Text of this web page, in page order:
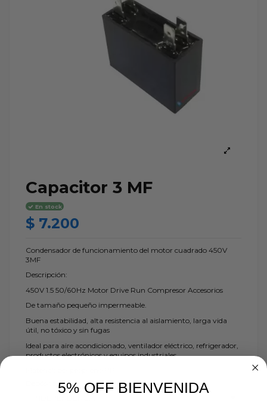
Capacitor 3 MF
En stock
$ 7.200
Condensador de funcionamiento del motor cuadrado 450V
3MF
Descripción:
450V 1.5 50/60Hz Motor Drive Run Compresor Accesorios
De tamaño pequeño impermeable.
Buena estabilidad, alta resistencia al aislamiento, larga vida
útil, no tóxico y sin fugas
Ideal para aire acondicionado, ventilador eléctrico, refrigerador,
productos electrónicos y equipos industriales.
5% OFF BIENVENIDA